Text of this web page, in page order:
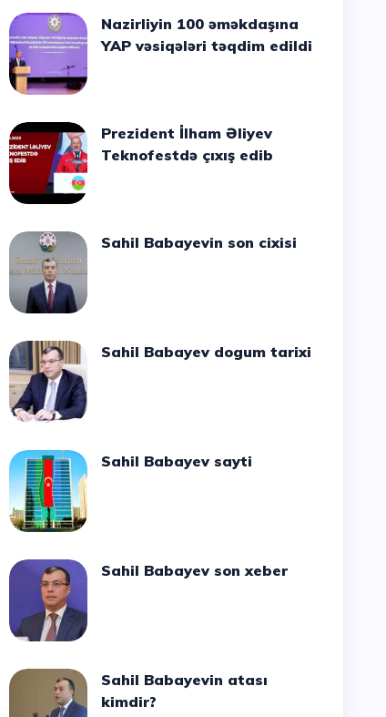
Nazirliyin 100 əməkdaşına
YAP vəsiqələri təqdim edildi
Prezident İlham Əliyev
Teknofestdə çıxış edib
Sahil Babayevin son cixisi
Sahil Babayev dogum tarixi
Sahil Babayev sayti
Sahil Babayev son xeber
Sahil Babayevin atası
kimdir?